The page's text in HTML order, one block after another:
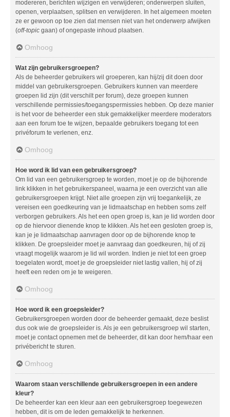
modereren, berichten wijzigen en verwijderen; onderwerpen sluiten,
openen, verplaatsen, splitsen en verwijderen. In het algemeen moeten
ze er gewoon op toe zien dat mensen niet van het onderwerp afwijken
(off-topic gaan) of ongepaste inhoud plaatsen.
Omhoog
Wat zijn gebruikersgroepen?
Als de beheerder gebruikers wil groeperen, kan hij/zij dit doen door
middel van gebruikersgroepen. Gebruikers kunnen van meerdere
groepen lid zijn (dit verschilt per forum), deze groepen kunnen
verschillende permissies/toegangspermissies hebben. Op deze manier
is het voor de beheerder een stuk gemakkelijker meerdere moderators
aan een forum toe te wijzen, bepaalde gebruikers toegang tot een
privéforum te verlenen, enz.
Omhoog
Hoe word ik lid van een gebruikersgroep?
Om lid van een gebruikersgroep te worden, moet je op de bijhorende
link klikken in het gebruikerspaneel, waarna je een overzicht van alle
gebruikersgroepen krijgt. Niet alle groepen zijn vrij toegankelijk, ze
vereisen een goedkeuring van je lidmaatschap en hebben soms zelf
verborgen gebruikers. Als het een open groep is, kan je lid worden door
op de hiervoor dienende knop te klikken. Als het een gesloten groep is,
kan je je lidmaatschap aanvragen door op de bijhorende knop te
klikken. De groepsleider moet je aanvraag dan goedkeuren, hij of zij
vraagt mogelijk waarom je lid wil worden. Indien je niet tot een groep
toegelaten wordt, moet je de groepsleider niet lastig vallen, hij of zij
heeft een reden om je te weigeren.
Omhoog
Hoe word ik een groepsleider?
Gebruikersgroepen worden door de beheerder gemaakt, deze beslist
dus ook wie de groepsleider is. Als je een gebruikersgroep wil starten,
moet je contact opnemen met de beheerder, dit kan door hem/haar een
privébericht te sturen.
Omhoog
Waarom staan verschillende gebruikersgroepen in een andere
kleur?
De beheerder kan een kleur aan een gebruikersgroep toegewezen
hebben, dit is om de leden gemakkelijk te herkennen.